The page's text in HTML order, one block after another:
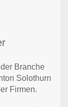
Branche
Solothurn
Firmen.